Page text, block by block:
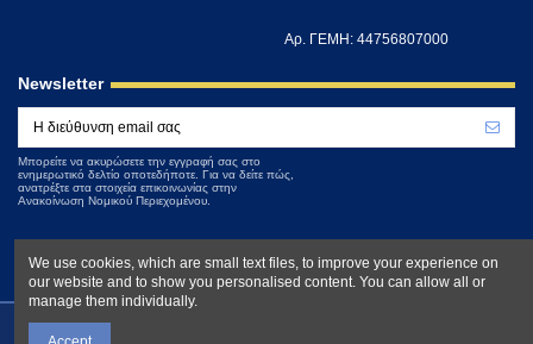
Αρ. ΓΕΜΗ: 44756807000
Newsletter
Μπορείτε να ακυρώσετε την εγγραφή σας στο
ενημερωτικό δελτίο οποτεδήποτε. Για να δείτε πώς,
ανατρέξτε στα στοιχεία επικοινωνίας στην
Ανακοίνωση Νομικού Περιεχομένου.
We use cookies, which are small text files, to improve your experience on
our website and to show you personalised content. You can allow all or
manage them individually.